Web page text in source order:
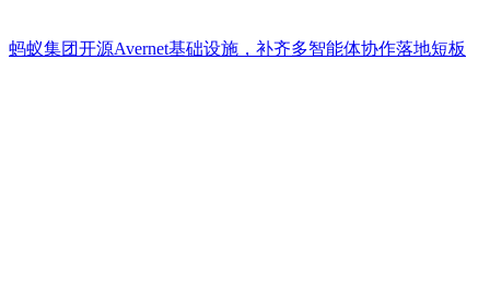
蚂蚁集团开源Avernet基础设施，补齐多智能体协作落地短板